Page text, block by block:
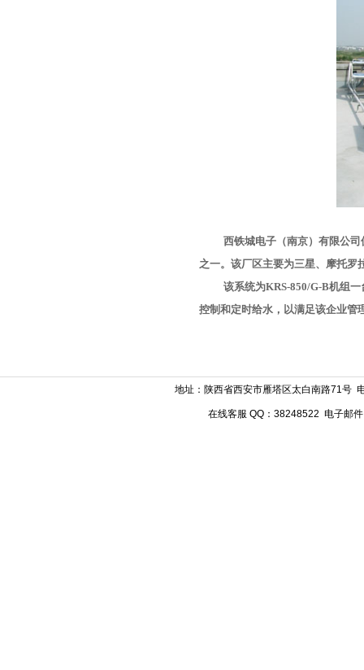
西铁城电子（南京）有限公司位
之一。该厂区主要为三星、摩托罗
该系统为KRS-850/G-B机组一
控制和定时给水，以满足该企业管
地址：陕西省西安市雁塔区太白南路71
在线客服 QQ：38248522 电子邮